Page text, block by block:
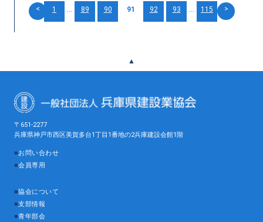
< 1 ... 89 90 91 92 93 ... 115 >
▲
〒651-2277
兵庫県神戸市西区美賀多台1丁目1番地の2兵庫建設会館1階
■お問い合わせ
■会員専用
■協会について
■支部情報
■青年部会